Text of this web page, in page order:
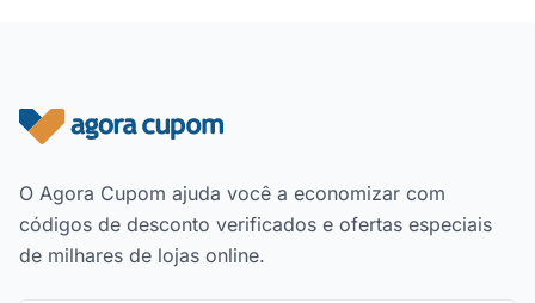
Rodapé do site
O Agora Cupom ajuda você a economizar com
códigos de desconto verificados e ofertas especiais
de milhares de lojas online.